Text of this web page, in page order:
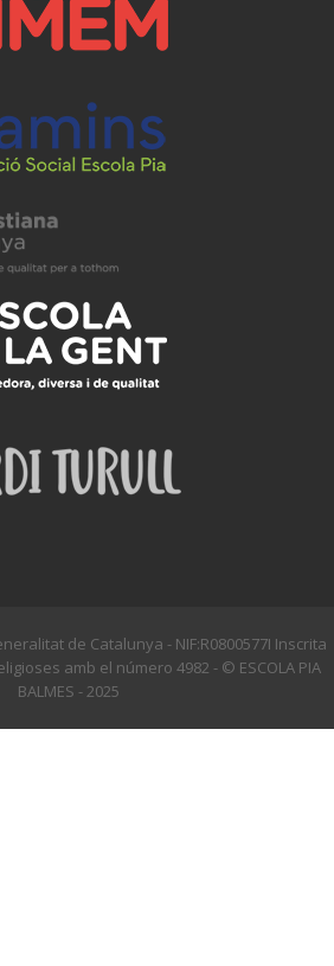
de Catalunya - NIF:R0800577I Inscrita
amb el número 4982 - © ESCOLA PIA
BALMES - 2025